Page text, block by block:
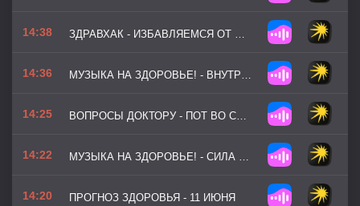
14:38 ЗДРАВХАК - ИЗБАВЛЯЕМСЯ ОТ СОНЛИВОСТИ БЕЗ КОФЕ
14:36 МУЗЫКА НА ЗДОРОВЬЕ! - ВНУТРЕННИЙ ФОКУС
14:25 ВОПРОСЫ ДОКТОРУ - ПОТ ВО СНЕ И НЕ ТОЛЬКО
14:22 МУЗЫКА НА ЗДОРОВЬЕ! - СИЛА ВОЛИ
14:20 ПРОГНОЗ ЗДОРОВЬЯ - 11 ИЮНЯ